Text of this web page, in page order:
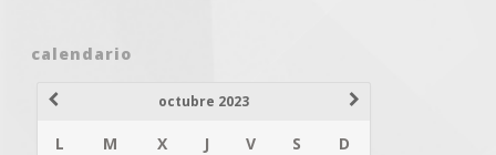
calendario
octubre 2023
L M X J V S D